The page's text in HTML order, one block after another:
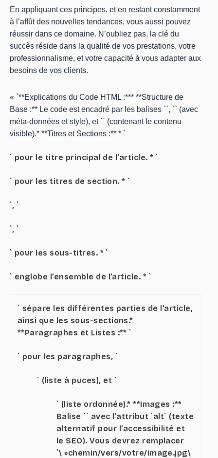
En appliquant ces principes, et en restant constamment
à l’affût des nouvelles tendances, vous aussi pouvez
réussir dans ce domaine. N’oubliez pas, la clé du
succès réside dans la qualité de vos prestations, votre
professionnalisme, et votre capacité à vous adapter aux
besoins de vos clients.
« `**Explications du Code HTML :*** **Structure de
Base :** Le code est encadré par les balises ``, `` (avec
méta-données et style), et `` (contenant le contenu
visible).* **Titres et Sections :** * `
` pour le titre principal de l’article. * `
` pour les titres de section. * `
`, `
`, `
` pour les sous-titres. * `
` englobe l’ensemble de l’article. * `
` sépare les différentes parties de l’article,
ainsi que les sous-sections.*
**Paragraphes et Listes :** `
` pour les paragraphes, `
` (liste à puces), et `
` (liste ordonnée).* **Images :**
Balise `` avec l’attribut `alt` (texte
alternatif pour l’accessibilité et
le SEO). Vous devrez remplacer
`\ »chemin/vers/votre/image.jpg\